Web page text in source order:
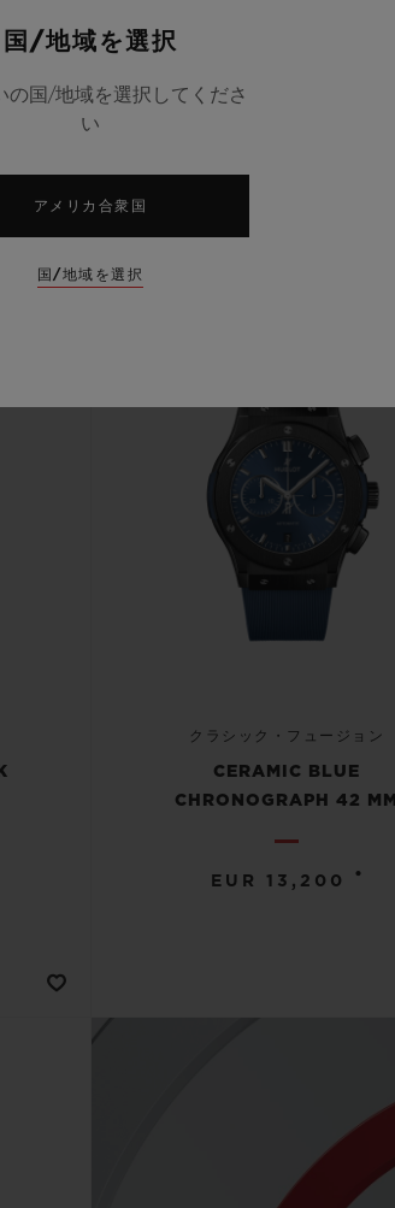
EUR 10,500
クラシック・フュージョン
CERAMIC BLUE
CHRONOGRAPH 42 MM
EUR 13,200 •
国/地域を選択
の国/地域を選択してくださ
い
アメリカ合衆国
国/地域を選択